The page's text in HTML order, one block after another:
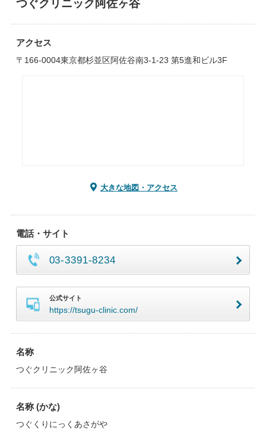
つぐクリニック阿佐ヶ谷
アクセス
〒166-0004東京都杉並区阿佐谷南3-1-23 第5進和ビル3F
大きな地図・アクセス
電話・サイト
03-3391-8234
公式サイト
https://tsugu-clinic.com/
名称
つぐクリニック阿佐ヶ谷
名称 (かな)
つぐくりにっくあさがや